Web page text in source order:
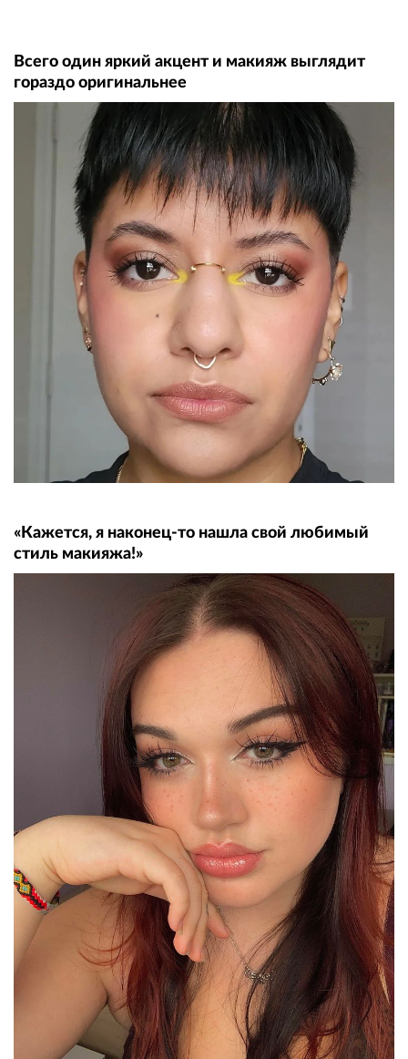
Всего один яркий акцент и макияж выглядит
гораздо оригинальнее
«Кажется, я наконец-то нашла свой любимый
стиль макияжа!»